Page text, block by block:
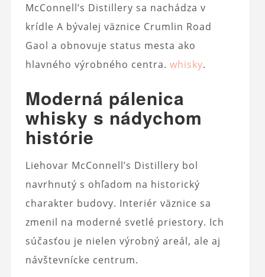
McConnell’s Distillery sa nachádza v
krídle A bývalej väznice Crumlin Road
Gaol a obnovuje status mesta ako
hlavného výrobného centra. whisky.
Moderná pálenica
whisky s nádychom
histórie
Liehovar McConnell’s Distillery bol
navrhnutý s ohľadom na historický
charakter budovy. Interiér väznice sa
zmenil na moderné svetlé priestory. Ich
súčasťou je nielen výrobný areál, ale aj
návštevnícke centrum.